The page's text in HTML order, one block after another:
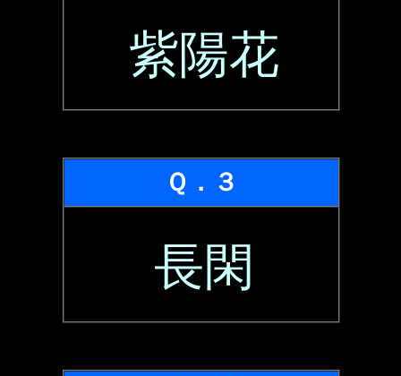
紫陽花
Ｑ．３
長閑